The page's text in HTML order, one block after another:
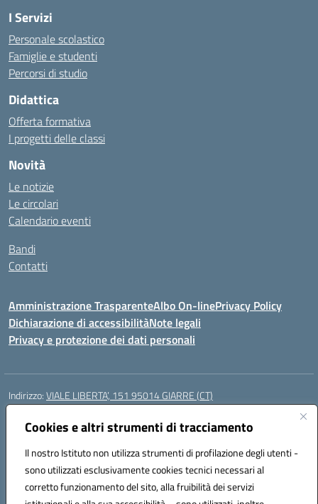
Cookies e altri strumenti di tracciamento
Il nostro Istituto non utilizza strumenti di profilazione degli utenti -
sono utilizzati esclusivamente cookies tecnici necessari al
corretto funzionamento del sito, alla fruibilità dei servizi
I Servizi
Personale scolastico
Famiglie e studenti
Percorsi di studio
Didattica
Offerta formativa
I progetti delle classi
Novità
Le notizie
Le circolari
Calendario eventi
Bandi
Contatti
Amministrazione TrasparenteAlbo On-linePrivacy Policy
Dichiarazione di accessibilitàNote legali
Privacy e protezione dei dati personali
Indirizzo:VIALE LIBERTA’, 151 95014 GIARRE (CT)
Centralino:
Posta elettronica certificata (PEC):ctmm151004@pec.istruzione.it
Codice fiscale: 92032760875
Codice meccanografico:CTMM151004
Codice Indice delle Pubbliche Amministrazioni (IPA): cpiacd
Codice unico di fatturazione (CUF): UF783Q